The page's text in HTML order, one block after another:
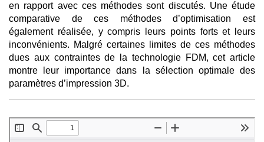
en rapport avec ces méthodes sont discutés. Une étude
comparative de ces méthodes d’optimisation est
également réalisée, y compris leurs points forts et leurs
inconvénients. Malgré certaines limites de ces méthodes
dues aux contraintes de la technologie FDM, cet article
montre leur importance dans la sélection optimale des
paramètres d’impression 3D.